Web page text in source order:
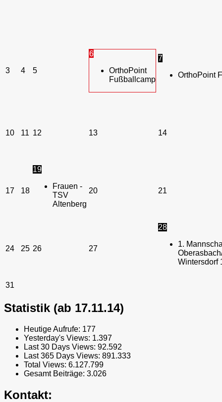
3 4 5
6
OrthoPoint
Fußballcamp
7
OrthoPoint
10 11 12 13 14
17 18
19
Frauen -
TSV
Altenberg
20 21
24 25 26 27
28
1.
Wintersdorf
31
Statistik (ab 17.11.14)
Heutige Aufrufe: 177
Yesterday's Views: 1.397
Last 30 Days Views: 92.592
Last 365 Days Views: 891.333
Total Views: 6.127.799
Gesamt Beiträge: 3.026
Kontakt: